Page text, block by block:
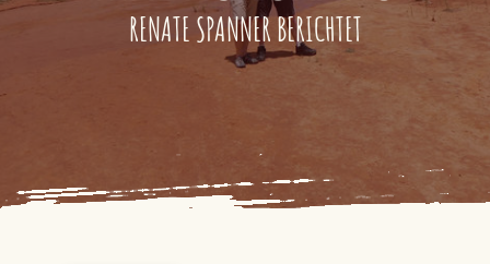
RENATE SPANNER BERICHTET